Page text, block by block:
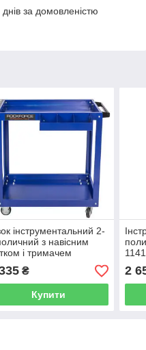
за домовленістю
інструментальний 2-
з навісним
і тримачем
ROCKFORCE
RF-1141342
46740)
₴
Купити
2